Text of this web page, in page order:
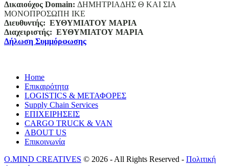
Δικαιούχος Domain: ΔΗΜΗΤΡΙΑΔΗΣ Θ ΚΑΙ ΣΙΑ
ΜΟΝΟΠΡΟΣΩΠΗ ΙΚΕ
Διευθυντής: ΕΥΘΥΜΙΑΤΟΥ ΜΑΡΙΑ
Διαχειριστής: ΕΥΘΥΜΙΑΤΟΥ ΜΑΡΙΑ
Δήλωση Συμμόρφωσης
Home
Επικαιρότητα
LOGISTICS & ΜΕΤΑΦΟΡΕΣ
Supply Chain Services
ΕΠΙΧΕΙΡΗΣΕΙΣ
CARGO TRUCK & VAN
ABOUT US
Επικοινωνία
O.MIND CREATIVES © 2026 - All Rights Reserved - Πολιτική